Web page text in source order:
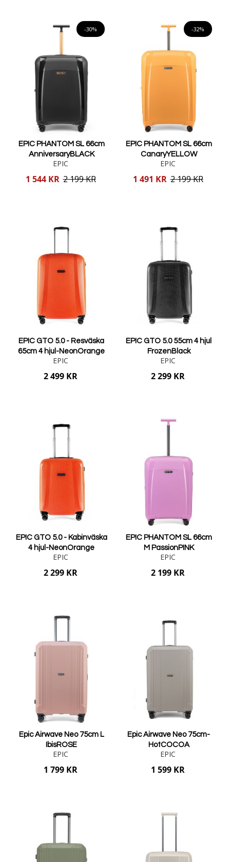
-30%
EPIC PHANTOM SL 66cm
AnniversaryBLACK
EPIC
Reducerat
1 544 KR 2 199 KR
-32%
EPIC PHANTOM SL 66cm
CanaryYELLOW
EPIC
Reducerat
1 491 KR 2 199 KR
EPIC GTO 5.0 - Resväska
65cm 4 hjul-NeonOrange
EPIC
2 499 KR
EPIC GTO 5.0 55cm 4 hjul
FrozenBlack
EPIC
2 299 KR
EPIC GTO 5.0 - Kabinväska
4 hjul-NeonOrange
EPIC
2 299 KR
EPIC PHANTOM SL 66cm
M PassionPINK
EPIC
2 199 KR
Epic Airwave Neo 75cm L
IbisROSE
EPIC
1 799 KR
Epic Airwave Neo 75cm-
HotCOCOA
EPIC
1 599 KR